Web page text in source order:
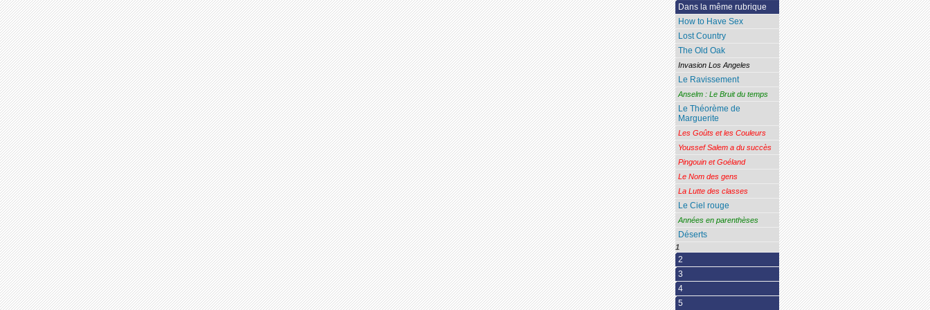
Dans la même rubrique
How to Have Sex
Lost Country
The Old Oak
Invasion Los Angeles
Le Ravissement
Anselm : Le Bruit du temps
Le Théorème de
Marguerite
Les Goûts et les Couleurs
Youssef Salem a du succès
Pingouin et Goéland
Le Nom des gens
La Lutte des classes
Le Ciel rouge
Années en parenthèses
Déserts
1
2
3
4
5